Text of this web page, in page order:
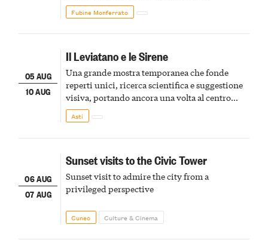
Fubine Monferrato
05 AUG
10 AUG
Il Leviatano e le Sirene
Una grande mostra temporanea che fonde
reperti unici, ricerca scientifica e suggestione
visiva, portando ancora una volta al centro
della scena le meraviglie del passato astigiano
Asti
06 AUG
07 AUG
Sunset visits to the Civic Tower
Sunset visit to admire the city from a
privileged perspective
Cuneo Culture & Cinema